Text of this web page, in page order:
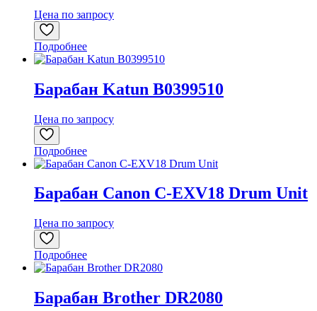
Цена по запросу
Подробнее
Барабан Katun B0399510
Цена по запросу
Подробнее
Барабан Canon C-EXV18 Drum Unit
Цена по запросу
Подробнее
Барабан Brother DR2080